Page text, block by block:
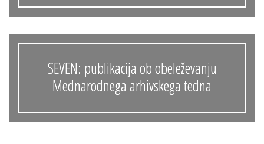
SEVEN: publikacija ob obeleževanju
Mednarodnega arhivskega tedna